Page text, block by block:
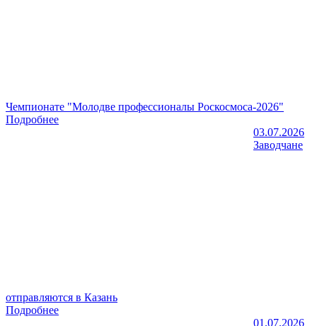
Чемпионате "Молодве профессионалы Роскосмоса-2026"
Подробнее
03.07.2026
Заводчане
отправляются в Казань
Подробнее
01.07.2026